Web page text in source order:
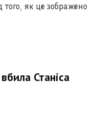
як це зображено
Станіса